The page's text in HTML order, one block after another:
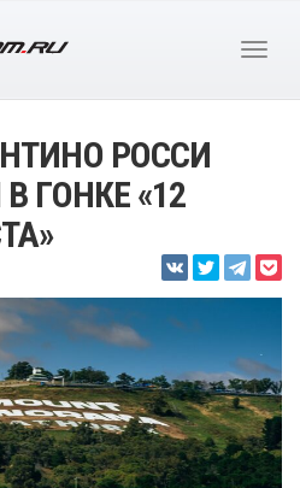
РОССИ
ГОНКЕ «12